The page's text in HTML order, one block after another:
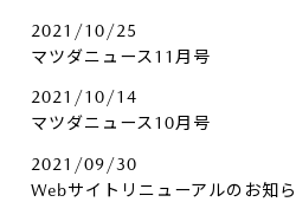
2021/10/25
マツダニュース11月号
2021/10/14
マツダニュース10月号
2021/09/30
Webサイトリニューアルのお知